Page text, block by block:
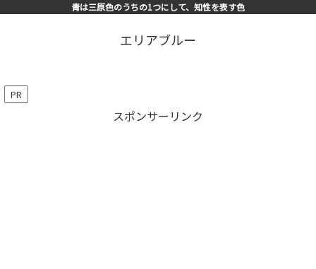
青は三原色のうちの1つにして、知性を表す色
エリアブルー
PR
スポンサーリンク